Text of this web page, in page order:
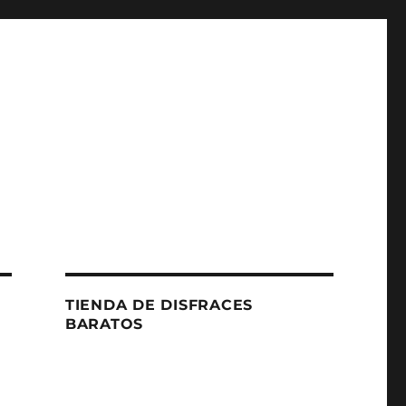
TIENDA DE DISFRACES
BARATOS